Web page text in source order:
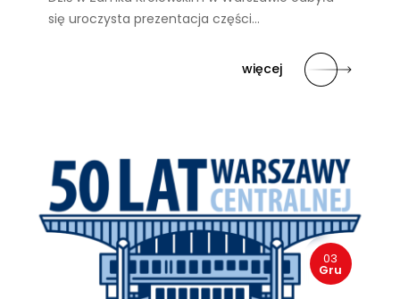
się uroczysta prezentacja części…
więcej
03
Gru